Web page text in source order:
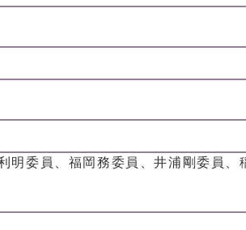
明委員、福岡務委員、井浦剛委員、